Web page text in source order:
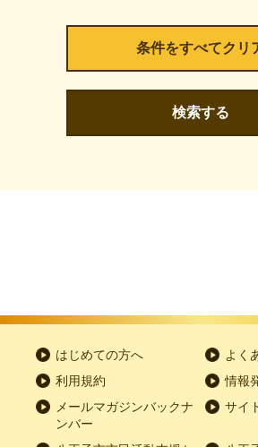
検索する
はじめての方へ
よく
利用規約
情報
メールマガジンバックナ
ンバー
サイ